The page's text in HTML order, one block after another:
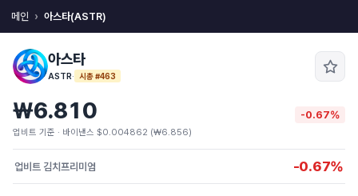
메인 아스타(ASTR)
아스타
ASTR· 시총 #463
₩6.810 -0.67%
업비트 기준 · 바이낸스 $0.004862 (₩6.856)
업비트 김치프리미엄 -0.67%